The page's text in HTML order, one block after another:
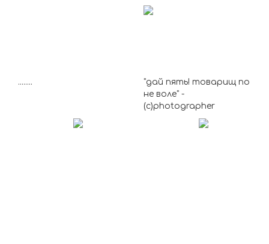
........
"дай пять! товарищ по
не воле" -
(с)photographer